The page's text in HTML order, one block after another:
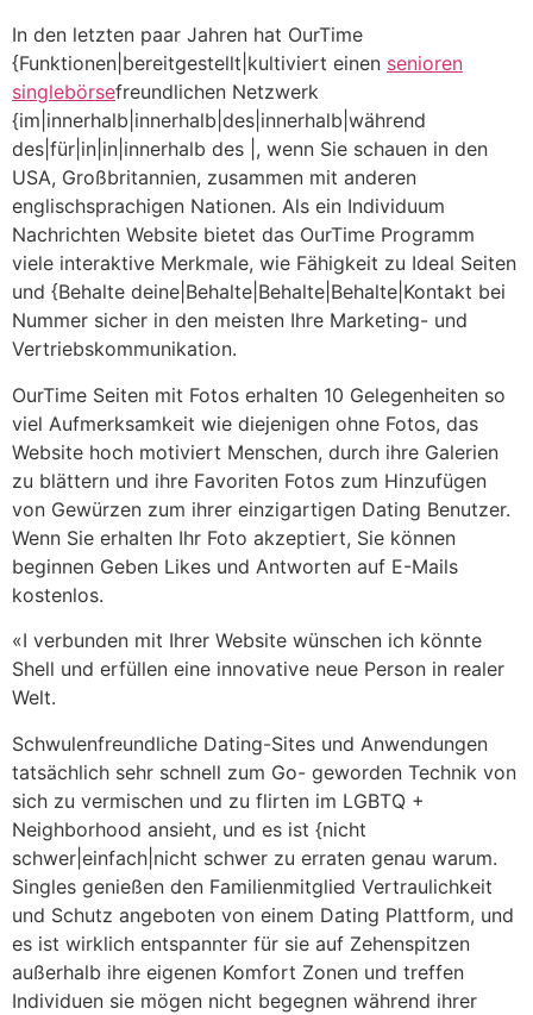
In den letzten paar Jahren hat OurTime
{Funktionen|bereitgestellt|kultiviert einen senioren
singlebörsefreundlichen Netzwerk
{im|innerhalb|innerhalb|des|innerhalb|während
des|für|in|in|innerhalb des |, wenn Sie schauen in den
USA, Großbritannien, zusammen mit anderen
englischsprachigen Nationen. Als ein Individuum
Nachrichten Website bietet das OurTime Programm
viele interaktive Merkmale, wie Fähigkeit zu Ideal Seiten
und {Behalte deine|Behalte|Behalte|Behalte|Kontakt bei
Nummer sicher in den meisten Ihre Marketing- und
Vertriebskommunikation.
OurTime Seiten mit Fotos erhalten 10 Gelegenheiten so
viel Aufmerksamkeit wie diejenigen ohne Fotos, das
Website hoch motiviert Menschen, durch ihre Galerien
zu blättern und ihre Favoriten Fotos zum Hinzufügen
von Gewürzen zum ihrer einzigartigen Dating Benutzer.
Wenn Sie erhalten Ihr Foto akzeptiert, Sie können
beginnen Geben Likes und Antworten auf E-Mails
kostenlos.
«I verbunden mit Ihrer Website wünschen ich könnte
Shell und erfüllen eine innovative neue Person in realer
Welt.
Schwulenfreundliche Dating-Sites und Anwendungen
tatsächlich sehr schnell zum Go- geworden Technik von
sich zu vermischen und zu flirten im LGBTQ +
Neighborhood ansieht, und es ist {nicht
schwer|einfach|nicht schwer zu erraten genau warum.
Singles genießen den Familienmitglied Vertraulichkeit
und Schutz angeboten von einem Dating Plattform, und
es ist wirklich entspannter für sie auf Zehenspitzen
außerhalb ihre eigenen Komfort Zonen und treffen
Individuen sie mögen nicht begegnen während ihrer